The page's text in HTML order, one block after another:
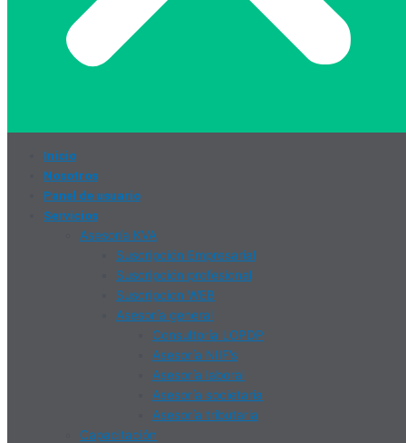
Inicio
Nosotros
Panel de usuario
Servicios
Asesoría KVA
Suscripción Empresarial
Suscripción profesional
Suscripcion WEB
Asesoría general
Consultoría LOPDP
Asesoría NIIF’s
Asesoría laboral
Asesoría societaria
Asesoría tributaria
Capacitación